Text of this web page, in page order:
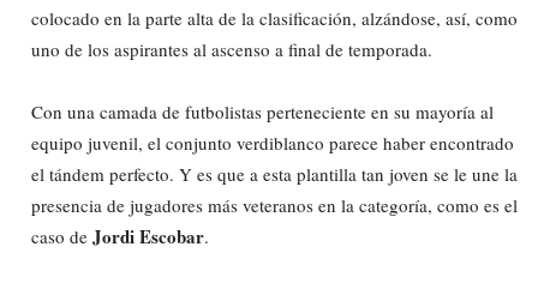
colocado en la parte alta de la clasificación, alzándose, así, como
uno de los aspirantes al ascenso a final de temporada.
Con una camada de futbolistas perteneciente en su mayoría al
equipo juvenil, el conjunto verdiblanco parece haber encontrado
el tándem perfecto. Y es que a esta plantilla tan joven se le une la
presencia de jugadores más veteranos en la categoría, como es el
caso de Jordi Escobar.